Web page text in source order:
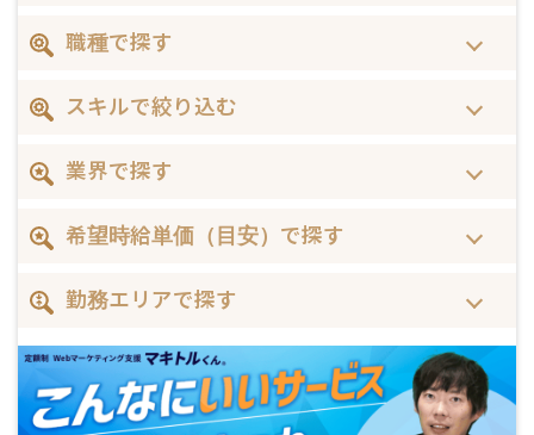
職種で探す
スキルで絞り込む
業界で探す
希望時給単価（目安）で探す
勤務エリアで探す